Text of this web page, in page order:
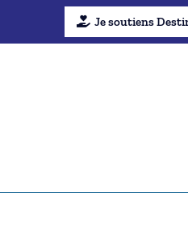
Je soutiens